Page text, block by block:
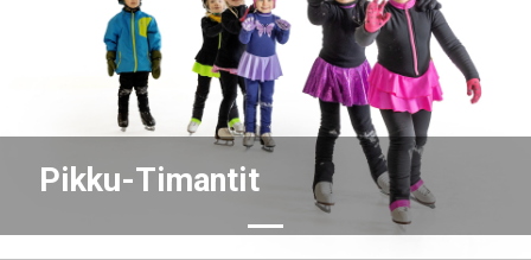
Pikku-Timantit
Previous